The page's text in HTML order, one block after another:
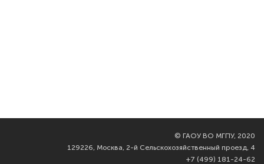
© ГАОУ ВО МГПУ, 2020
129226, Москва, 2-й Сельскохозяйственный проезд, 4
+7 (499) 181-24-62